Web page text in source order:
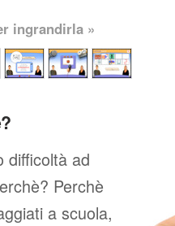
ingrandirla »
difficoltà ad
Perchè
a scuola,